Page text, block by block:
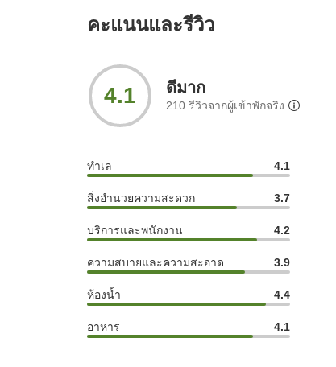
คะแนนและรีวิว
4.1 ดีมาก
210 รีวิวจากผู้เข้าพักจริง
ทำเล 4.1
สิ่งอำนวยความสะดวก 3.7
บริการและพนักงาน 4.2
ความสบายและความสะอาด 3.9
ห้องน้ำ 4.4
อาหาร 4.1